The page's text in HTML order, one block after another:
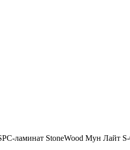
ламинат StoneWood Мун Лайт